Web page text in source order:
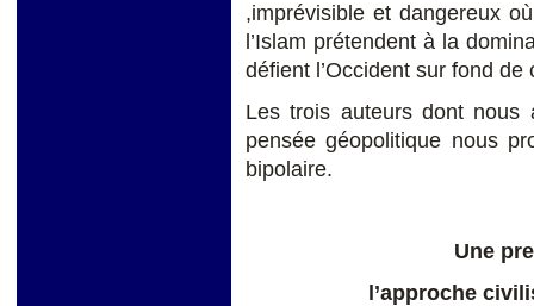
,imprévisible et dangereux
l’Islam prétendent à la
défient l’Occident sur fond
Les trois auteurs dont nous
pensée géopolitique nous
bipolaire.
Une
l’approche